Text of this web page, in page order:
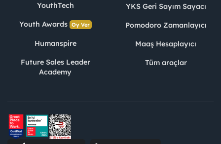
YouthTech
Youth Awards Oy Ver
Humanspire
Future Sales Leader
Academy
YKS Geri Sayım Sayacı
Pomodoro Zamanlayıcı
Maaş Hesaplayıcı
Tüm araçlar